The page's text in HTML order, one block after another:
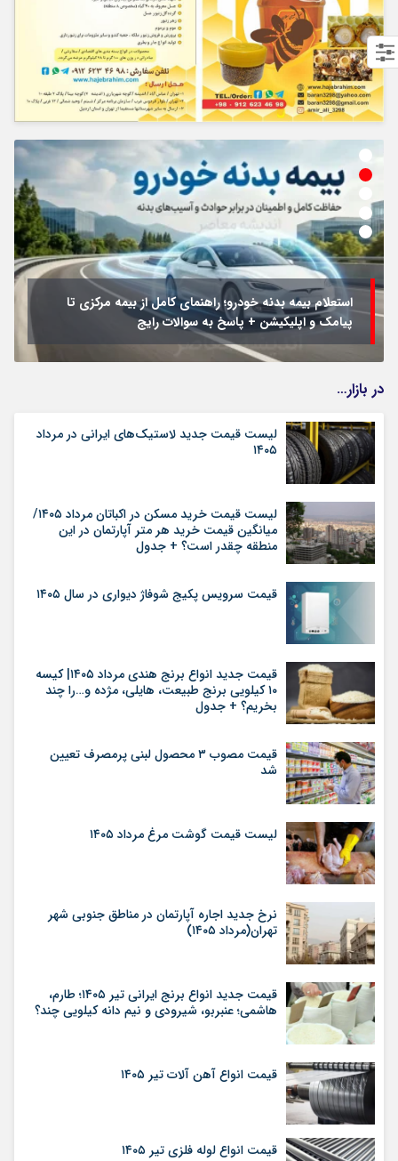
استعلام بیمه بدنه خودرو؛ راهنمای کامل از بیمه مرکزی تا
پیامک و اپلیکیشن + پاسخ به سوالات رایج
در بازار…
لیست قیمت جدید لاستیک‌های ایرانی در مرداد
۱۴۰۵
لیست قیمت خرید مسکن در اکباتان مرداد ۱۴۰۵/
میانگین قیمت خرید هر متر آپارتمان در این
منطقه چقدر است؟ + جدول
قیمت سرویس پکیج شوفاژ دیواری در سال ۱۴۰۵
قیمت جدید انواع برنج هندی مرداد ۱۴۰۵| کیسه
۱۰ کیلویی برنج طبیعت، هایلی، مژده و…را چند
بخریم؟ + جدول
قیمت مصوب ۳ محصول لبنی پرمصرف تعیین
شد
لیست قیمت گوشت مرغ مرداد ۱۴۰۵
نرخ جدید اجاره آپارتمان در مناطق جنوبی شهر
تهران(مرداد ۱۴۰۵)
قیمت جدید انواع برنج ایرانی تیر ۱۴۰۵؛ طارم،
هاشمی؛ عنبربو، شیرودی و نیم دانه کیلویی چند؟
قیمت انواع آهن آلات تیر ۱۴۰۵
قیمت انواع لوله فلزی تیر ۱۴۰۵